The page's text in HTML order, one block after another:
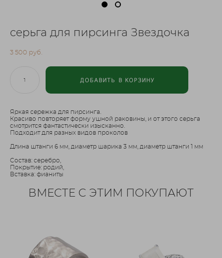
серьга для пирсинга Звездочка
3 500 pуб.
ДОБАВИТЬ В КОРЗИНУ
Яркая сережка для пирсинга.
Красиво повторяет форму ушной раковины, и от этого серьга
смотрится фантастически изысканно.
Подходит для разных видов проколов
Длина штанги 6 мм, диаметр шарика 3 мм, диаметр штанги 1 мм
Состав: серебро,
Покрытие: родий,
Вставка: фианиты
ВМЕСТЕ С ЭТИМ ПОКУПАЮТ